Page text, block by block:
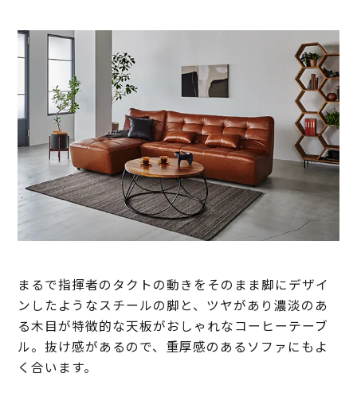
まるで指揮者のタクトの動きをそのまま脚にデザイ
ンしたようなスチールの脚と、ツヤがあり濃淡のあ
る木目が特徴的な天板がおしゃれなコーヒーテーブ
ル。抜け感があるので、重厚感のあるソファにもよ
く合います。